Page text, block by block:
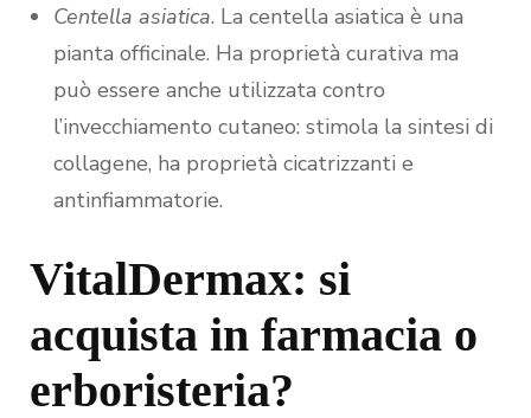
Centella asiatica. La centella asiatica è una
pianta officinale. Ha proprietà curativa ma
può essere anche utilizzata contro
l’invecchiamento cutaneo: stimola la sintesi di
collagene, ha proprietà cicatrizzanti e
antinfiammatorie.
VitalDermax: si
acquista in farmacia o
erboristeria?